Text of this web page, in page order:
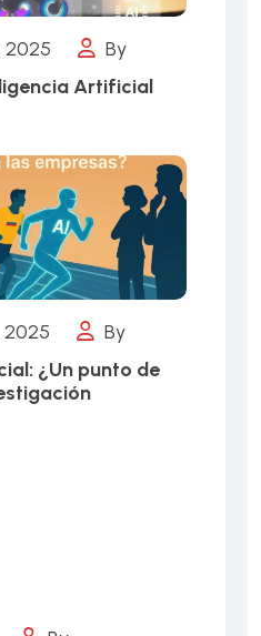
2025
By
Artificial
By
¿Un punto de